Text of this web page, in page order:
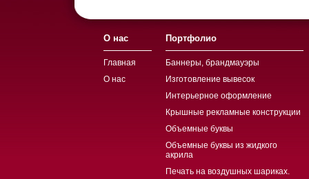
О нас
Главная
О нас
Портфолио
Баннеры, брандмауэры
Изготовление вывесок
Интерьерное оформление
Крышные рекламные конструкции
Объемные буквы
Объемные буквы из жидкого
акрила
Печать на воздушных шариках.